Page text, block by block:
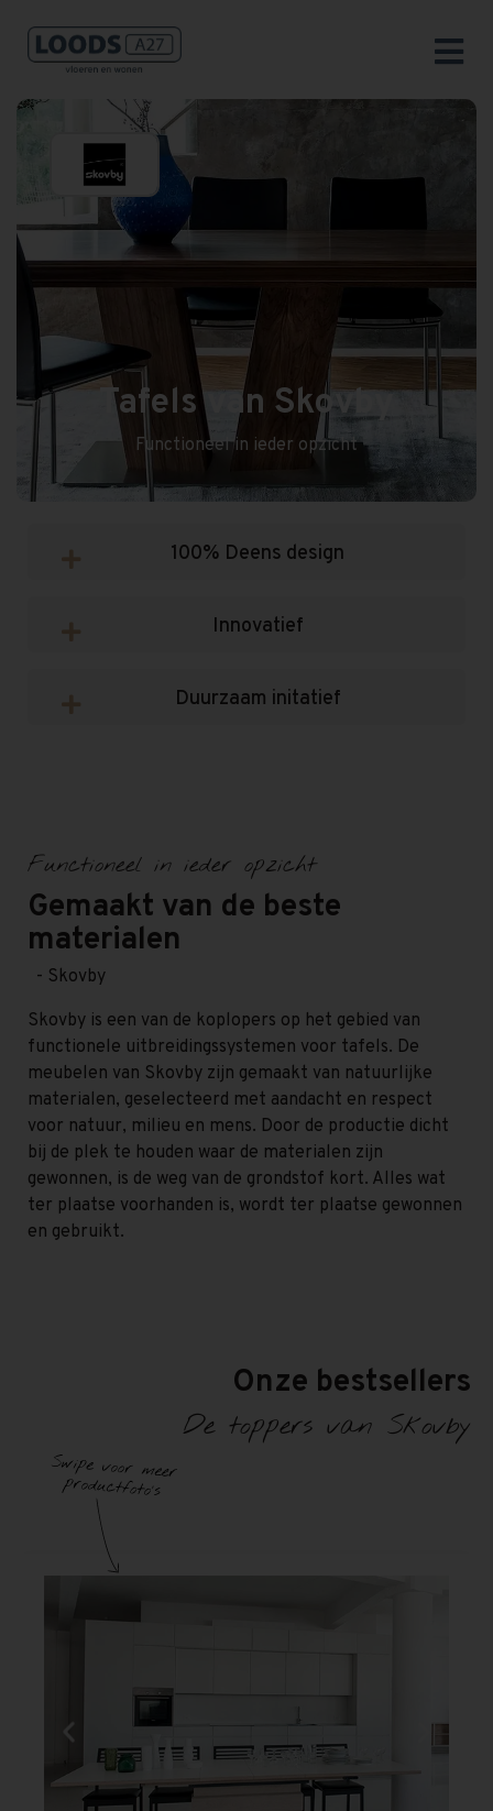
Tafels van Skovby
Functioneel in ieder opzicht
100% Deens design
Innovatief
Duurzaam initatief
Functioneel in ieder opzicht
Gemaakt van de beste
materialen
- Skovby
Skovby is een van de koplopers op het gebied van
functionele uitbreidingssystemen voor tafels. De
meubelen van Skovby zijn gemaakt van natuurlijke
materialen, geselecteerd met aandacht en respect
voor natuur, milieu en mens. Door de productie dicht
bij de plek te houden waar de materialen zijn
gewonnen, is de weg van de grondstof kort. Alles wat
ter plaatse voorhanden is, wordt ter plaatse gewonnen
en gebruikt.
Onze bestsellers
De toppers van Skovby